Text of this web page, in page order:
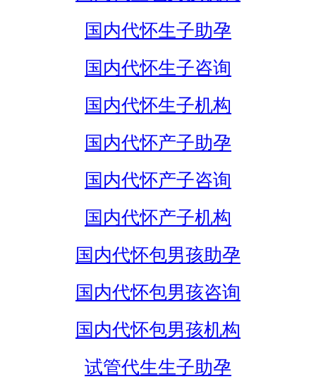
国内代怀生子助孕
国内代怀生子咨询
国内代怀生子机构
国内代怀产子助孕
国内代怀产子咨询
国内代怀产子机构
国内代怀包男孩助孕
国内代怀包男孩咨询
国内代怀包男孩机构
试管代生生子助孕